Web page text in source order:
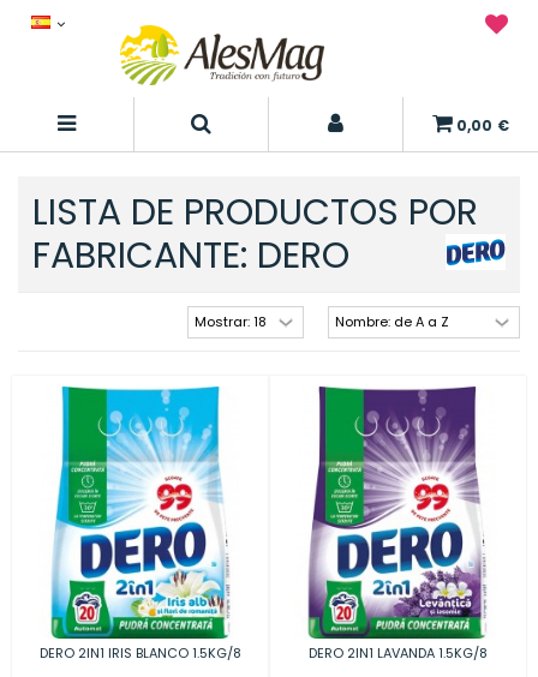
0,00 €
LISTA DE PRODUCTOS POR
FABRICANTE: DERO
DERO 2IN1 IRIS BLANCO 1.5KG/8
DERO 2IN1 LAVANDA 1.5KG/8